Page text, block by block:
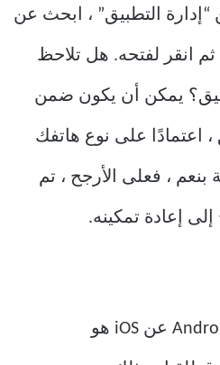
“إدارة التطبيق” ، ابحث عن
ثم انقر لفتحه. هل تلاحظ
يمكن أن يكون ضمن
اعتمادًا على نوع هاتفك
بنعم ، فعلى الأرجح ، تم
إعادة تمكينه.
أحد الأشياء التي تميز Android عن iOS هو